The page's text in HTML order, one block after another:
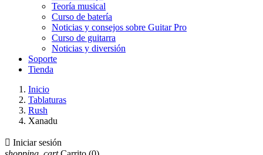
Teoría musical
Curso de batería
Noticias y consejos sobre Guitar Pro
Curso de guitarra
Noticias y diversión
Soporte
Tienda
Inicio
Tablaturas
Rush
Xanadu
 Iniciar sesión